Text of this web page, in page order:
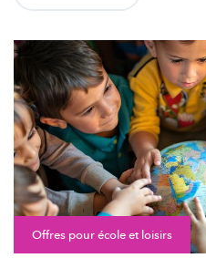
Offres pour école et loisirs